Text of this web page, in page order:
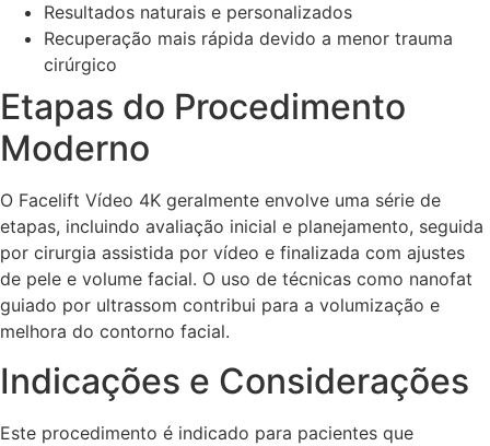
Resultados naturais e personalizados
Recuperação mais rápida devido a menor trauma
cirúrgico
Etapas do Procedimento
Moderno
O Facelift Vídeo 4K geralmente envolve uma série de
etapas, incluindo avaliação inicial e planejamento, seguida
por cirurgia assistida por vídeo e finalizada com ajustes
de pele e volume facial. O uso de técnicas como nanofat
guiado por ultrassom contribui para a volumização e
melhora do contorno facial.
Indicações e Considerações
Este procedimento é indicado para pacientes que